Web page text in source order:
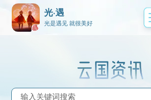
光·遇
光是遇见 就很美好